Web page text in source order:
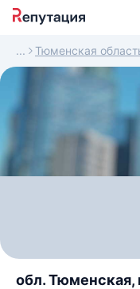
Тюменская
обл. Тюменская,